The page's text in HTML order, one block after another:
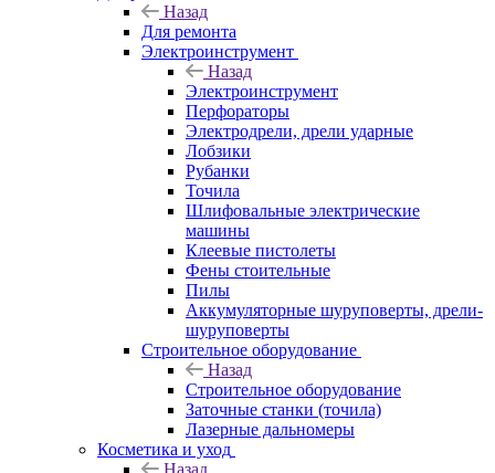
Назад
Для ремонта
Электроинструмент
Назад
Электроинструмент
Перфораторы
Электродрели, дрели ударные
Лобзики
Рубанки
Точила
Шлифовальные электрические
машины
Клеевые пистолеты
Фены стоительные
Пилы
Аккумуляторные шуруповерты, дрели-
шуруповерты
Строительное оборудование
Назад
Строительное оборудование
Заточные станки (точила)
Лазерные дальномеры
Косметика и уход
Назад